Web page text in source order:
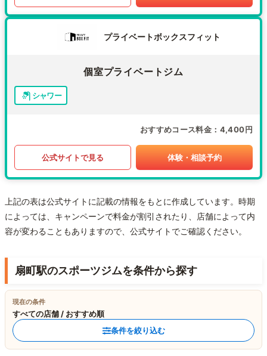
プライベートボックスフィット
個室プライベートジム
シャワー
おすすめコース料金 4,400円
公式サイトで見る 体験・相談予約
上記の表は公式サイトに記載の情報をもとに作成しています。時期
によっては、キャンペーンで料金が割引されたり、店舗によって内
容が変わることもありますので、公式サイトでご確認ください。
扇町駅のスポーツジムを条件から探す
現在の条件
すべての店舗 / おすすめ順
条件を絞り込む